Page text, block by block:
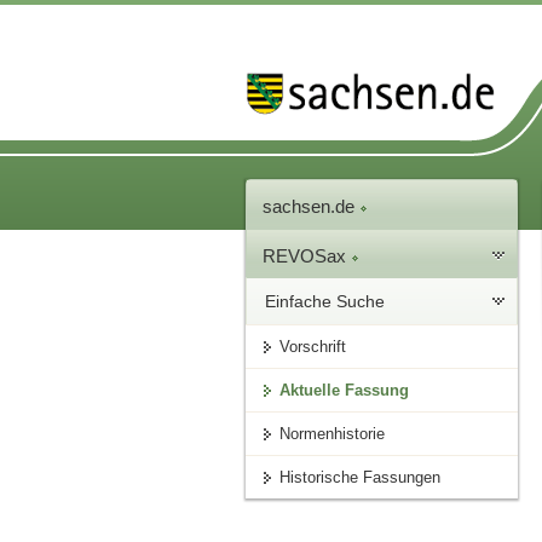
sachsen.de
REVOSax
Einfache Suche
Vorschrift
Aktuelle Fassung
Normenhistorie
Historische Fassungen